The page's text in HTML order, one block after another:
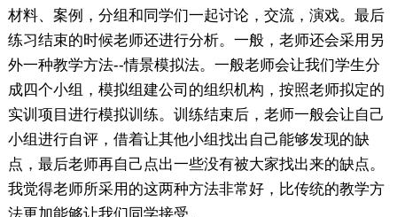
材料、案例，分组和同学们一起讨论，交流，演戏。最后
练习结束的时候老师还进行分析。一般，老师还会采用另
外一种教学方法--情景模拟法。一般老师会让我们学生分
成四个小组，模拟组建公司的组织机构，按照老师拟定的
实训项目进行模拟训练。训练结束后，老师一般会让自己
小组进行自评，借着让其他小组找出自己能够发现的缺
点，最后老师再自己点出一些没有被大家找出来的缺点。
我觉得老师所采用的这两种方法非常好，比传统的教学方
法更加能够让我们同学接受。